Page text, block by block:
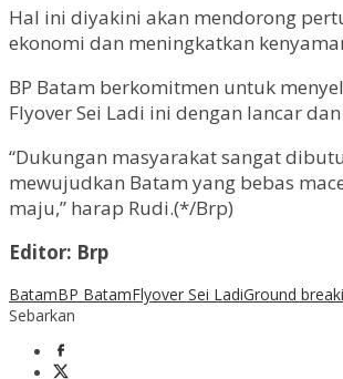
Hal ini diyakini akan mendorong
ekonomi dan meningkatkan
BP Batam berkomitmen untuk
Flyover Sei Ladi ini dengan lancar
“Dukungan masyarakat sangat
mewujudkan Batam yang bebas
maju,” harap Rudi.(*/Brp)
Editor: Brp
BatamBP BatamFlyover Sei LadiGround
Sebarkan